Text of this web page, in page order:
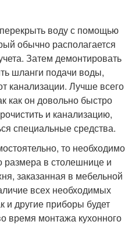
воду с помощью
обычно располагается
Затем демонтировать
шланги подачи воды,
канализации. Лучше всего
как он довольно быстро
и канализацию,
специальные средства.
то необходимо
размера в столешнице и
заказанная в мебельной
всех необходимых
и другие приборы будет
время монтажа кухонного